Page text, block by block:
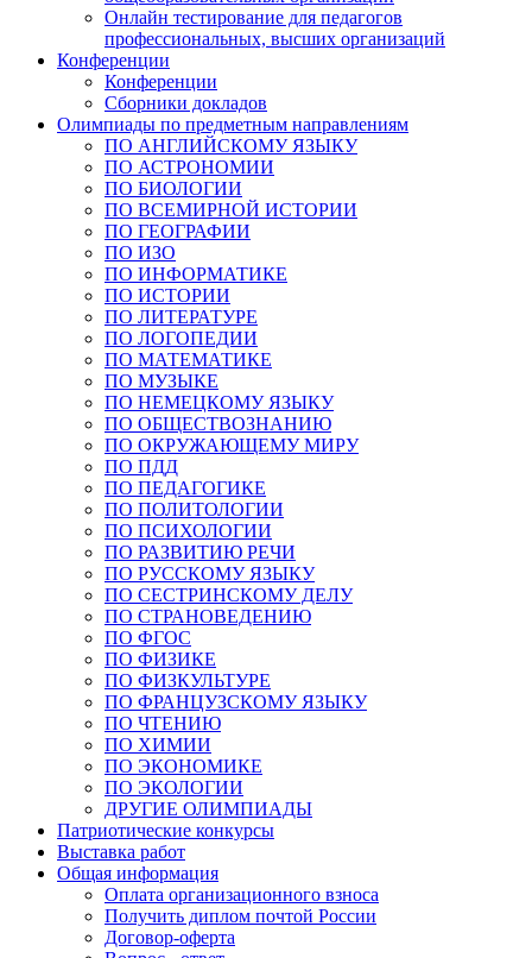
Онлайн тестирование для педагогов
профессиональных, высших организаций
Конференции
Конференции
Сборники докладов
Олимпиады по предметным направлениям
ПО АНГЛИЙСКОМУ ЯЗЫКУ
ПО АСТРОНОМИИ
ПО БИОЛОГИИ
ПО ВСЕМИРНОЙ ИСТОРИИ
ПО ГЕОГРАФИИ
ПО ИЗО
ПО ИНФОРМАТИКЕ
ПО ИСТОРИИ
ПО ЛИТЕРАТУРЕ
ПО ЛОГОПЕДИИ
ПО МАТЕМАТИКЕ
ПО МУЗЫКЕ
ПО НЕМЕЦКОМУ ЯЗЫКУ
ПО ОБЩЕСТВОЗНАНИЮ
ПО ОКРУЖАЮЩЕМУ МИРУ
ПО ПДД
ПО ПЕДАГОГИКЕ
ПО ПОЛИТОЛОГИИ
ПО ПСИХОЛОГИИ
ПО РАЗВИТИЮ РЕЧИ
ПО РУССКОМУ ЯЗЫКУ
ПО СЕСТРИНСКОМУ ДЕЛУ
ПО СТРАНОВЕДЕНИЮ
ПО ФГОС
ПО ФИЗИКЕ
ПО ФИЗКУЛЬТУРЕ
ПО ФРАНЦУЗСКОМУ ЯЗЫКУ
ПО ЧТЕНИЮ
ПО ХИМИИ
ПО ЭКОНОМИКЕ
ПО ЭКОЛОГИИ
ДРУГИЕ ОЛИМПИАДЫ
Патриотические конкурсы
Выставка работ
Общая информация
Оплата организационного взноса
Получить диплом почтой России
Договор-оферта